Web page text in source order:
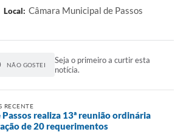
Local: Câmara Municipal de Passos
NÃO GOSTEI
Seja o primeiro a curtir esta
notícia.
RECENTE
Passos realiza 13ª reunião ordinária
de 20 requerimentos